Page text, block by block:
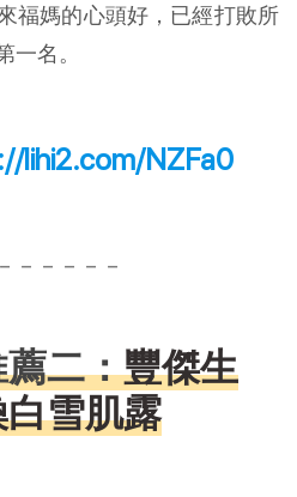
福媽的心頭好，已經打敗所
一名。
lihi2.com/NZFa0
－－－－－
二：豐傑生
雪肌露